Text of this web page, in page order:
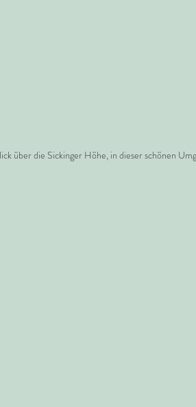
über die Sickinger Höhe, in dieser schönen